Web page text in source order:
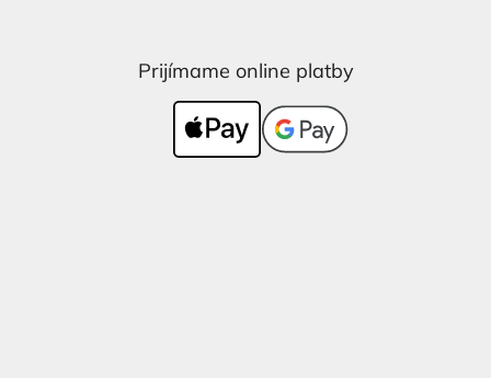
Prijímame online platby